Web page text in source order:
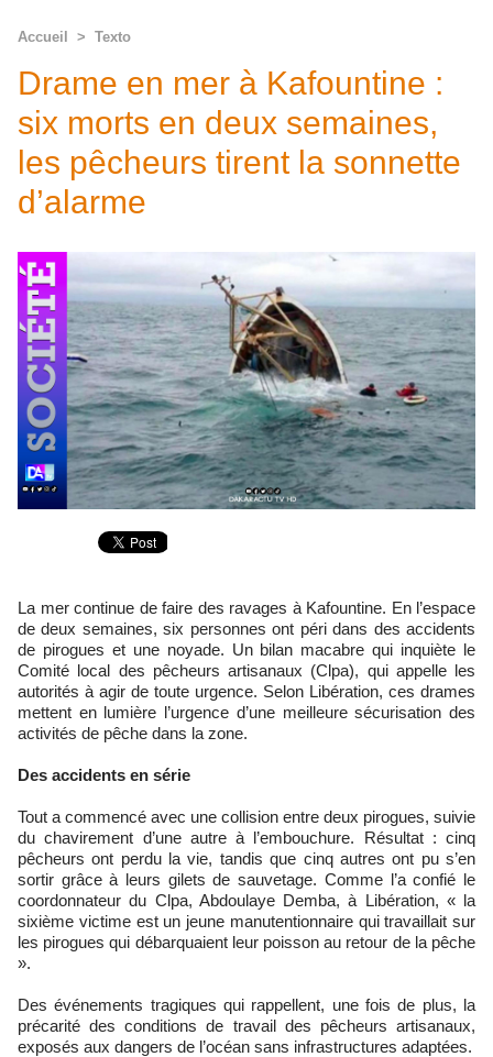
Accueil > Texto
Drame en mer à Kafountine :
six morts en deux semaines,
les pêcheurs tirent la sonnette
d’alarme
La mer continue de faire des ravages à Kafountine. En l’espace
de deux semaines, six personnes ont péri dans des accidents
de pirogues et une noyade. Un bilan macabre qui inquiète le
Comité local des pêcheurs artisanaux (Clpa), qui appelle les
autorités à agir de toute urgence. Selon Libération, ces drames
mettent en lumière l’urgence d’une meilleure sécurisation des
activités de pêche dans la zone.
Des accidents en série
Tout a commencé avec une collision entre deux pirogues, suivie
du chavirement d’une autre à l’embouchure. Résultat : cinq
pêcheurs ont perdu la vie, tandis que cinq autres ont pu s’en
sortir grâce à leurs gilets de sauvetage. Comme l’a confié le
coordonnateur du Clpa, Abdoulaye Demba, à Libération, « la
sixième victime est un jeune manutentionnaire qui travaillait sur
les pirogues qui débarquaient leur poisson au retour de la pêche
».
Des événements tragiques qui rappellent, une fois de plus, la
précarité des conditions de travail des pêcheurs artisanaux,
exposés aux dangers de l’océan sans infrastructures adaptées.